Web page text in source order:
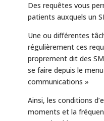
Des requêtes vous
patients auxquels un
Une ou différentes
régulièrement ces
proprement dit des
se faire depuis le
communications »
Ainsi, les conditions
moments et la